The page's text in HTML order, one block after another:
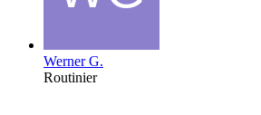
Werner G.
Routinier